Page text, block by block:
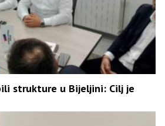
strukture u Bijeljini: Cilj je